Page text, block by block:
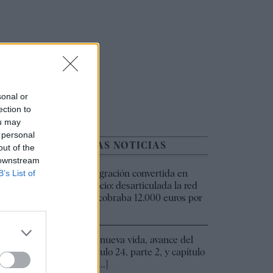
or
to
may
of the
List of
ÚLTIMAS NOTICIAS
Inmigración convertida en
negocio: desarticulada la red
que cobraba 12.000 euros por
Una nueva vida, avance del
capítulo 24, parte 2, y capítulo
25, [...]